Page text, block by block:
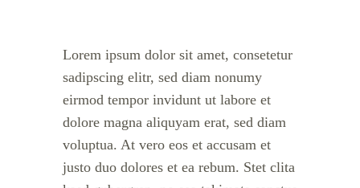
Lorem ipsum dolor sit amet, consetetur
sadipscing elitr, sed diam nonumy
eirmod tempor invidunt ut labore et
dolore magna aliquyam erat, sed diam
voluptua. At vero eos et accusam et
justo duo dolores et ea rebum. Stet clita